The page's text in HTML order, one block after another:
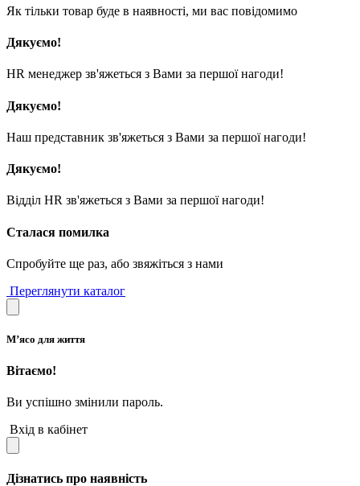
Як тільки товар буде в наявності, ми вас повідомимо
Дякуємо!
HR менеджер зв'яжеться з Вами за першої нагоди!
Дякуємо!
Наш представник зв'яжеться з Вами за першої нагоди!
Дякуємо!
Відділ HR зв'яжеться з Вами за першої нагоди!
Сталася помилка
Спробуйте ще раз, або звяжіться з нами
Переглянути каталог
М’ясо для життя
Вітаємо!
Ви успішно змінили пароль.
Вхід в кабінет
Дізнатись про наявність